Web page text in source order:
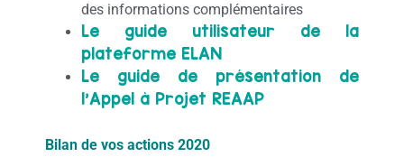
des informations complémentaires
Le guide utilisateur de la
plateforme ELAN
Le guide de présentation de
l’Appel à Projet REAAP
Bilan de vos actions 2020